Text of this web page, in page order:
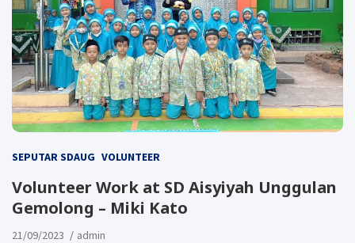
SEPUTAR SDAUG VOLUNTEER
Volunteer Work at SD Aisyiyah Unggulan
Gemolong – Miki Kato
21/09/2023 admin